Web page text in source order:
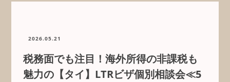
2026.05.21
税務面でも注目！海外所得の非課税も
魅力の【タイ】LTRビザ個別相談会≪5